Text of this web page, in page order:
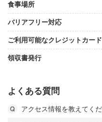
食事場所
バリアフリー対応
ご利用可能なクレジットカード
領収書発行
よくある質問
アクセス情報を教えてくだ